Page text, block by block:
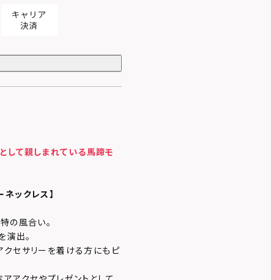
として親しまれている馬蹄モ
ックレス】
の風合い。
演出。
セサリーを着ける方にもピ